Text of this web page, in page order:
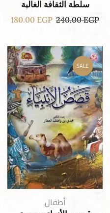
سلطة الثقافة الغالبة
240.00EGP
180.00 EGP
SALE
أطفال